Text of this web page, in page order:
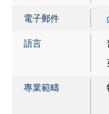
電子郵件
語言
專業範疇